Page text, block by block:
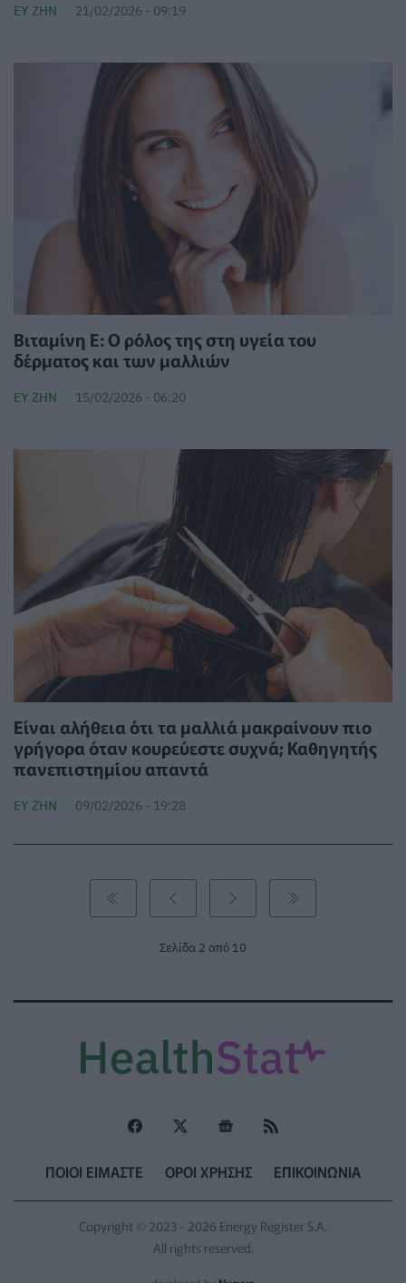
ΕΥ ΖΗΝ 21/02/2026 - 09:19
Βιταμίνη Ε: Ο ρόλος της στη υγεία του
δέρματος και των μαλλιών
ΕΥ ΖΗΝ 15/02/2026 - 06:20
Είναι αλήθεια ότι τα μαλλιά μακραίνουν πιο
γρήγορα όταν κουρεύεστε συχνά; Καθηγητής
πανεπιστημίου απαντά
ΕΥ ΖΗΝ 09/02/2026 - 19:28
Σελίδα 2 από 10
ΠΟΙΟΙ ΕΙΜΑΣΤΕ ΟΡΟΙ ΧΡΗΣΗΣ ΕΠΙΚΟΙΝΩΝΙΑ
Copyright © 2023 - 2026 Energy Register S.A.
All rights reserved.